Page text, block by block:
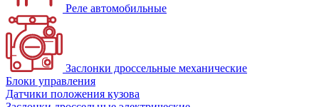
Реле автомобильные
Заслонки дроссельные механические
Блоки управления
Датчики положения кузова